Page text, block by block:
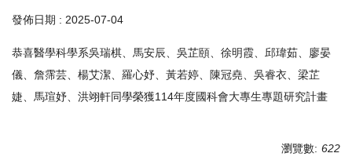
發佈日期 : 2025-07-04
恭喜醫學科學系吳瑞棋、馬安辰、吳芷頤、徐明霞、邱瑋茹、廖晏
儀、詹霈芸、楊艾潔、羅心妤、黃若婷、陳冠堯、吳睿衣、梁芷
婕、馬瑄妤、洪翊軒同學榮獲114年度國科會大專生專題研究計畫
瀏覽數: 622